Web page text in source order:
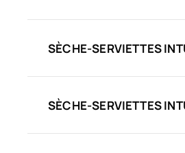
SÈCHE-SERVIETTES
SÈCHE-SERVIETTES